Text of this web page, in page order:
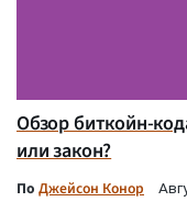
Обзор биткойн-
или закон?
По Джейсон Конор